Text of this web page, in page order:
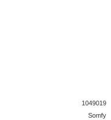
1049019
Somfy